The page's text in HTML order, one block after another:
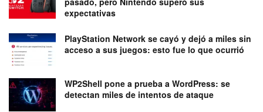
expectativas
PlayStation Network se cayó y dejó a miles sin
acceso a sus juegos: esto fue lo que ocurrió
WP2Shell pone a prueba a WordPress: se
detectan miles de intentos de ataque